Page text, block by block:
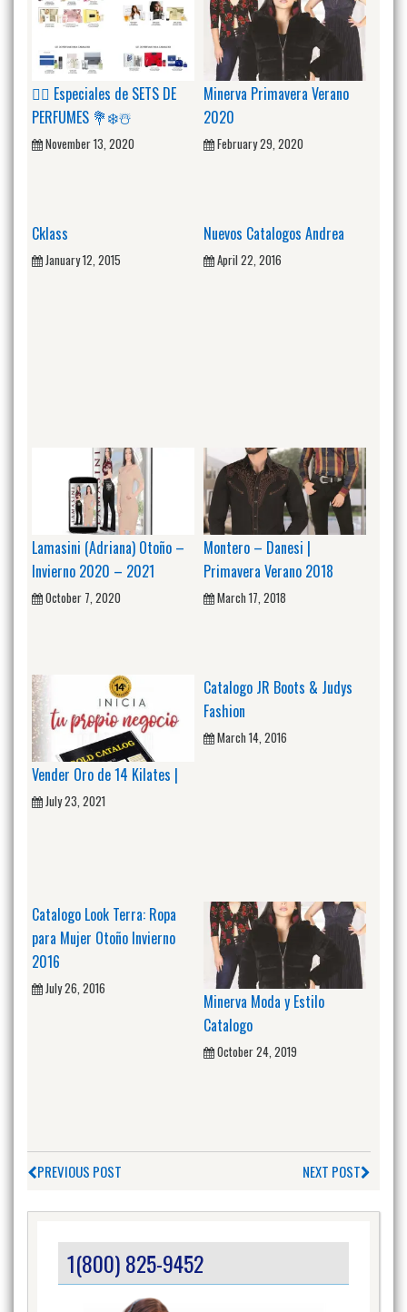
🙋‍♂️ Especiales de SETS DE
PERFUMES 💐❄️☃️
November 13, 2020
Minerva Primavera Verano
2020
February 29, 2020
Cklass
January 12, 2015
Nuevos Catalogos Andrea
April 22, 2016
Lamasini (Adriana) Otoño –
Invierno 2020 – 2021
October 7, 2020
Montero – Danesi |
Primavera Verano 2018
March 17, 2018
Vender Oro de 14 Kilates |
July 23, 2021
Catalogo JR Boots & Judys
Fashion
March 14, 2016
Catalogo Look Terra: Ropa
para Mujer Otoño Invierno
2016
July 26, 2016
Minerva Moda y Estilo
Catalogo
October 24, 2019
PREVIOUS POST NEXT POST
1(800) 825-9452